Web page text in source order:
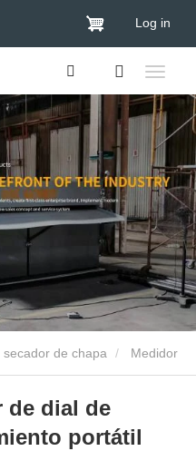
Log in
secador de chapa
portátil
de dial de
portátil